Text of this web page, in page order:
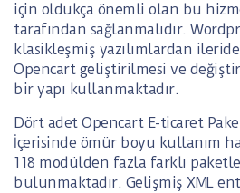
için oldukça önemli olan bu
tarafından sağlanmalıdır.
klasikleşmiş yazılımlardan
Opencart geliştirilmesi ve
bir yapı kullanmaktadır.
Dört adet Opencart E-ticaret
İçerisinde ömür boyu kullanım
118 modülden fazla farklı
bulunmaktadır. Gelişmiş XML